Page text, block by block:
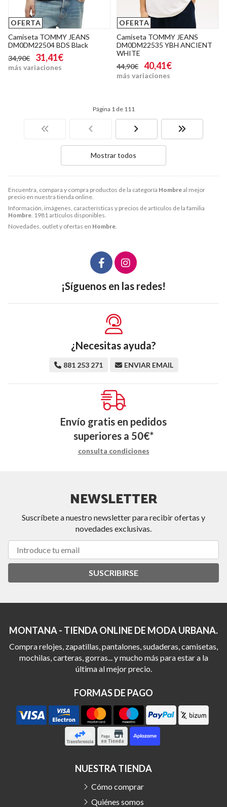
Encuentra, compara y compra productos de la categoría Hombreal mejor
precio en nuestra tienda online.
Información, imágenes, características y precios de artículos de la familia
Hombre. 1981 artículos disponibles.
Novedades, outlet y ofertas en Hombre.
OFERTA
Camiseta TOMMY JEANS
DM0DM22504 BDS Black
34,90€
31,41€
más variaciones
OFERTA
Camiseta TOMMY JEANS
DM0DM22535 YBH ANCIENT
WHITE
44,90€
40,41€
más variaciones
Página 1 de 111
Mostrar todos
¡Síguenos en las redes!
¿Necesitas ayuda?
881 253 271 ENVIAR EMAIL
Envío gratis en pedidos
superiores a 50€*
consulta condiciones
NEWSLETTER
Suscríbete a nuestro newsletter para recibir ofertas y
novedades exclusivas.
SUSCRIBIRSE
MONTANA - TIENDA ONLINE DE MODA URBANA.
Compra relojes, zapatillas, pantalones, sudaderas, camisetas,
mochilas, carteras, gorras... y mucho más para estar a la
última al mejor precio.
FORMAS DE PAGO
NUESTRA TIENDA
Cómo comprar
Quiénes somos